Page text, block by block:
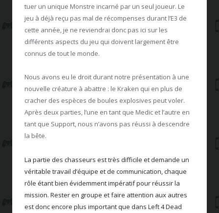
tuer un unique Monstre incarné par un seul joueur. Le
jeu à déjà reçu pas mal de récompenses durant l’E3 de
cette année, je ne reviendrai donc pas ici sur les
différents aspects du jeu qui doivent largement être
connus de tout le monde.
Nous avons eu le droit durant notre présentation à une
nouvelle créature à abattre : le Kraken qui en plus de
cracher des espèces de boules explosives peut voler.
Après deux parties, l’une en tant que Medic et l’autre en
tant que Support, nous n’avons pas réussi à descendre
la bête.
La partie des chasseurs est très difficile et demande un
véritable travail d’équipe et de communication, chaque
rôle étant bien évidemment impératif pour réussir la
mission. Rester en groupe et faire attention aux autres
est donc encore plus important que dans Left 4 Dead